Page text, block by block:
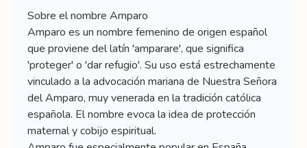
Sobre el nombre Amparo
Amparo es un nombre femenino de origen español
que proviene del latín 'amparare', que significa
'proteger' o 'dar refugio'. Su uso está estrechamente
vinculado a la advocación mariana de Nuestra Señora
del Amparo, muy venerada en la tradición católica
española. El nombre evoca la idea de protección
maternal y cobijo espiritual.